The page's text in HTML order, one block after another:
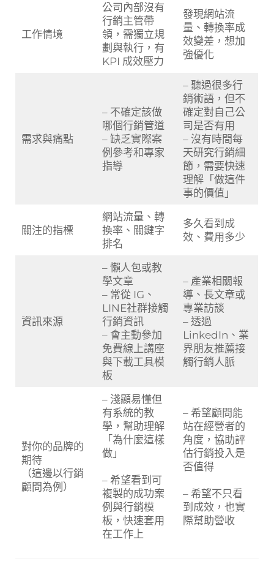
工作情境
公司內部沒有
行銷主管帶
領，需獨立規
劃與執行，有
KPI 成效壓力
發現網站流
量、轉換率成
效變差，想加
強優化
需求與痛點
– 不確定該做
哪個行銷管道
– 缺乏實際案
例參考和專家
指導
– 聽過很多行
銷術語，但不
確定對自己公
司是否有用
– 沒有時間每
天研究行銷細
節，需要快速
理解「做這件
事的價值」
關注的指標
網站流量、轉
換率、關鍵字
排名
多久看到成
效、費用多少
資訊來源
– 懶人包或教
學文章
– 常從 IG、
LINE社群接觸
行銷資訊
– 會主動參加
免費線上講座
與下載工具模
板
– 產業相關報
導、長文章或
專業訪談
– 透過
LinkedIn、業
界朋友推薦接
觸行銷人脈
對你的品牌的
期待
（這邊以行銷
顧問為例）
– 淺顯易懂但
有系統的教
學，幫助理解
「為什麼這樣
做」
– 希望看到可
複製的成功案
例與行銷模
板，快速套用
在工作上
– 希望顧問能
站在經營者的
角度，協助評
估行銷投入是
否值得
– 希望不只看
到成效，也實
際幫助營收